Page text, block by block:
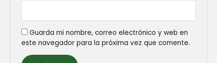
Guarda mi nombre, correo electrónico y web en
este navegador para la próxima vez que comente.